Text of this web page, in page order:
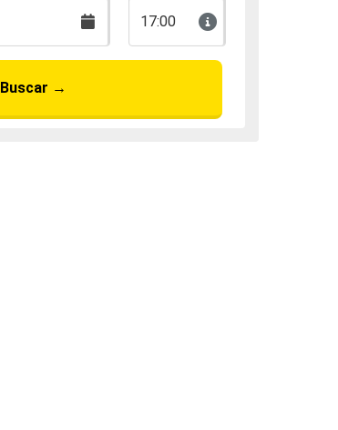
17:00
Buscar →